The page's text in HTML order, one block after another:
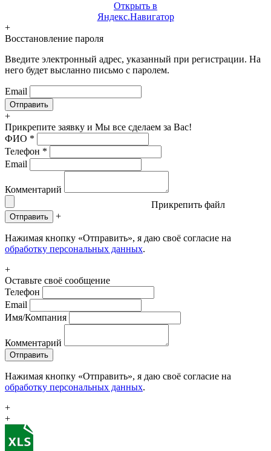
Открыть в
Яндекс.Навигатор
+
Восстановление пароля
Введите электронный адрес, указанный при регистрации. На
него будет высланно письмо с паролем.
Email
+
Прикрепите заявку и Мы все сделаем за Вас!
ФИО *
Телефон *
Email
Комментарий
Прикрепить файл
Отправить +
Нажимая кнопку «Отправить», я даю своё согласие на
обработку персональных данных.
+
Оставьте своё сообщение
Телефон
Email
Имя/Компания
Комментарий
Отправить
Нажимая кнопку «Отправить», я даю своё согласие на
обработку персональных данных.
+
+